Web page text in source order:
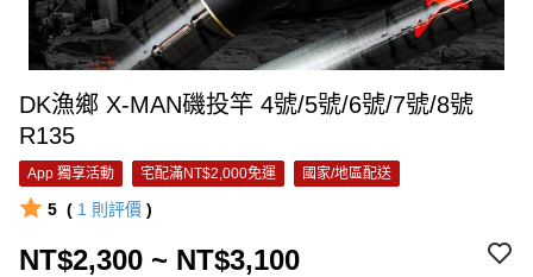
DK漁鄉 X-MAN磯投竿 4號/5號/6號/7號/8號
R135
App 獨享活動 宅配滿NT$2,000免運 國家/地區配送
5 ( 1 則評價 )
NT$2,300 ~ NT$3,100